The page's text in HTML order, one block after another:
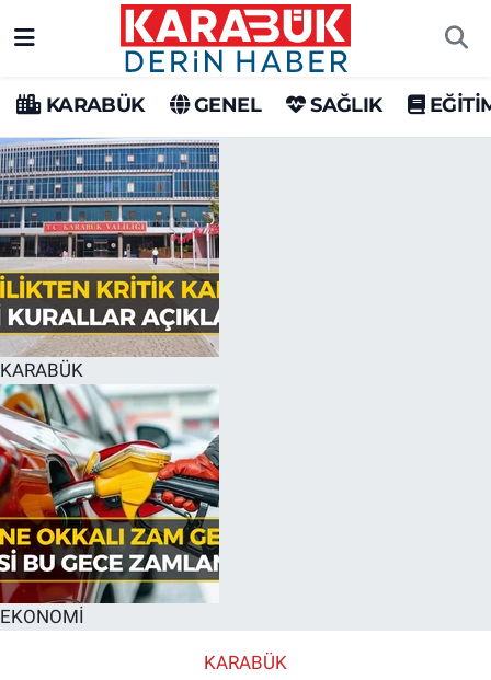
KARABÜK GENEL SAĞLIK
KARABÜK
EKONOMİ
KARABÜK
Karabük Hava Durumu
Karabük Trafik Yoğunluk Haritası
Süper Lig Puan Durumu ve Fikstür
Tüm Manşetler
Son Dakika Haberleri
Haber Arşivi